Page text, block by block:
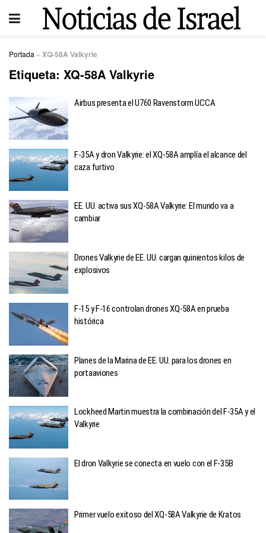
Portada » XQ-58A Valkyrie
Etiqueta: XQ-58A Valkyrie
Airbus presenta el U760 Ravenstorm UCCA
F-35A y dron Valkyrie: el XQ-58A amplía el alcance del
caza furtivo
EE. UU. activa sus XQ-58A Valkyrie: El mundo va a
cambiar
Drones Valkyrie de EE. UU. cargan quinientos kilos de
explosivos
F-15 y F-16 controlan drones XQ-58A en prueba
histórica
Planes de la Marina de EE. UU. para los drones en
portaaviones
Lockheed Martin muestra la combinación del F-35A y el
Valkyrie
El dron Valkyrie se conecta en vuelo con el F-35B
Primer vuelo exitoso del XQ-58A Valkyrie de Kratos